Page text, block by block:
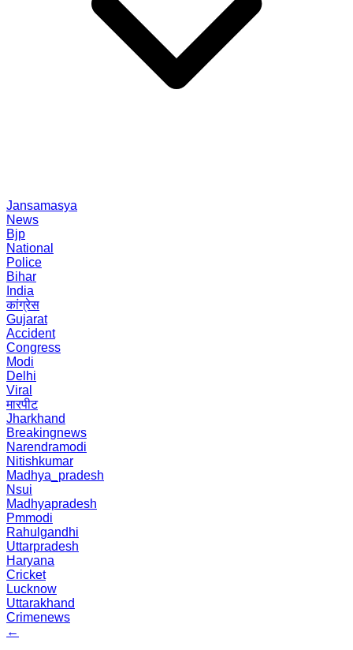
Jansamasya
News
Bjp
National
Police
Bihar
India
कांग्रेस
Gujarat
Accident
Congress
Modi
Delhi
Viral
मारपीट
Jharkhand
Breakingnews
Narendramodi
Nitishkumar
Madhya_pradesh
Nsui
Madhyapradesh
Pmmodi
Rahulgandhi
Uttarpradesh
Haryana
Cricket
Lucknow
Uttarakhand
Crimenews
←